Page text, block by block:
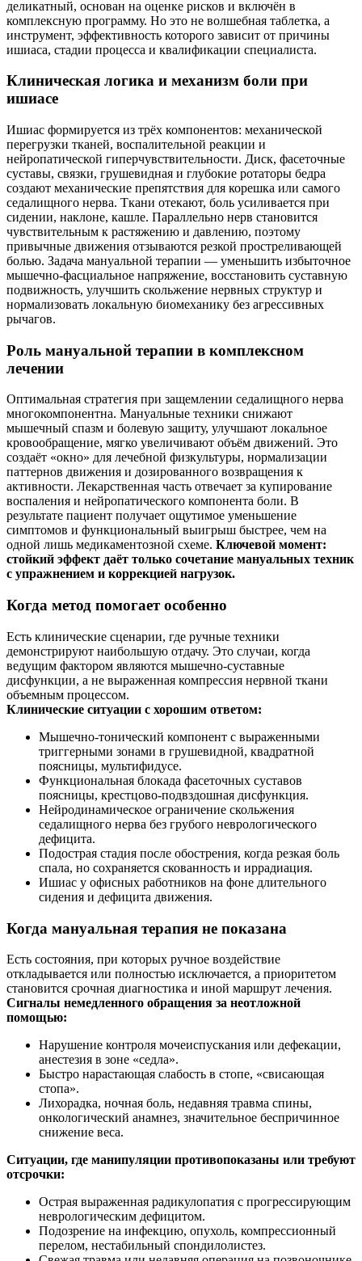
деликатный, основан на оценке рисков и включён в
комплексную программу. Но это не волшебная таблетка, а
инструмент, эффективность которого зависит от причины
ишиаса, стадии процесса и квалификации специалиста.
Клиническая логика и механизм боли при
ишиасе
Ишиас формируется из трёх компонентов: механической
перегрузки тканей, воспалительной реакции и
нейропатической гиперчувствительности. Диск, фасеточные
суставы, связки, грушевидная и глубокие ротаторы бедра
создают механические препятствия для корешка или самого
седалищного нерва. Ткани отекают, боль усиливается при
сидении, наклоне, кашле. Параллельно нерв становится
чувствительным к растяжению и давлению, поэтому
привычные движения отзываются резкой простреливающей
болью. Задача мануальной терапии — уменьшить избыточное
мышечно-фасциальное напряжение, восстановить суставную
подвижность, улучшить скольжение нервных структур и
нормализовать локальную биомеханику без агрессивных
рычагов.
Роль мануальной терапии в комплексном
лечении
Оптимальная стратегия при защемлении седалищного нерва
многокомпонентна. Мануальные техники снижают
мышечный спазм и болевую защиту, улучшают локальное
кровообращение, мягко увеличивают объём движений. Это
создаёт «окно» для лечебной физкультуры, нормализации
паттернов движения и дозированного возвращения к
активности. Лекарственная часть отвечает за купирование
воспаления и нейропатического компонента боли. В
результате пациент получает ощутимое уменьшение
симптомов и функциональный выигрыш быстрее, чем на
одной лишь медикаментозной схеме. Ключевой момент:
стойкий эффект даёт только сочетание мануальных техник
с упражнением и коррекцией нагрузок.
Когда метод помогает особенно
Есть клинические сценарии, где ручные техники
демонстрируют наибольшую отдачу. Это случаи, когда
ведущим фактором являются мышечно-суставные
дисфункции, а не выраженная компрессия нервной ткани
объемным процессом.
Клинические ситуации с хорошим ответом:
Мышечно-тонический компонент с выраженными
триггерными зонами в грушевидной, квадратной
поясницы, мультифидусе.
Функциональная блокада фасеточных суставов
поясницы, крестцово-подвздошная дисфункция.
Нейродинамическое ограничение скольжения
седалищного нерва без грубого неврологического
дефицита.
Подострая стадия после обострения, когда резкая боль
спала, но сохраняется скованность и иррадиация.
Ишиас у офисных работников на фоне длительного
сидения и дефицита движения.
Когда мануальная терапия не показана
Есть состояния, при которых ручное воздействие
откладывается или полностью исключается, а приоритетом
становится срочная диагностика и иной маршрут лечения.
Сигналы немедленного обращения за неотложной
помощью:
Нарушение контроля мочеиспускания или дефекации,
анестезия в зоне «седла».
Быстро нарастающая слабость в стопе, «свисающая
стопа».
Лихорадка, ночная боль, недавняя травма спины,
онкологический анамнез, значительное беспричинное
снижение веса.
Ситуации, где манипуляции противопоказаны или требуют
отсрочки:
Острая выраженная радикулопатия с прогрессирующим
неврологическим дефицитом.
Подозрение на инфекцию, опухоль, компрессионный
перелом, нестабильный спондилолистез.